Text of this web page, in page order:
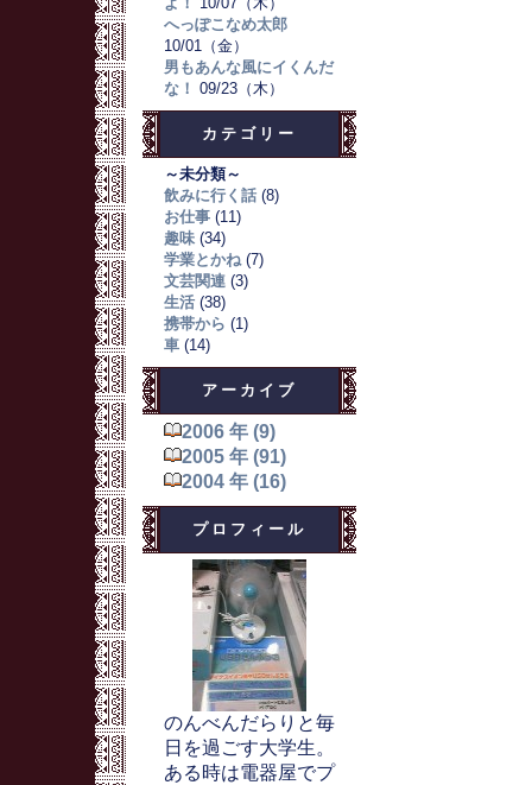
へっぽこなめ太郎
10/01（金）
男もあんな風にイくんだ
な！ 09/23（木）
カテゴリー
～未分類～
飲みに行く話 (8)
お仕事 (11)
趣味 (34)
学業とかね (7)
文芸関連 (3)
生活 (38)
携帯から (1)
車 (14)
アーカイブ
2006 年 (9)
2005 年 (91)
2004 年 (16)
プロフィール
のんべんだらりと毎
日を過ごす大学生。
ある時は電器屋でプ